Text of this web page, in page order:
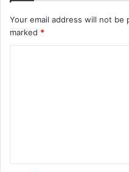
Your email address will not be
marked *
t